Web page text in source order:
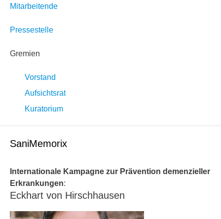
Mitarbeitende
Pressestelle
Gremien
Vorstand
Aufsichtsrat
Kuratorium
SaniMemorix
Internationale Kampagne zur Prävention demenzieller
Erkrankungen:
Eckhart von Hirschhausen